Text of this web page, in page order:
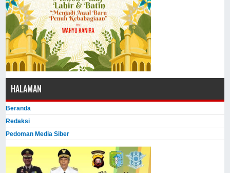
HALAMAN
Beranda
Redaksi
Pedoman Media Siber